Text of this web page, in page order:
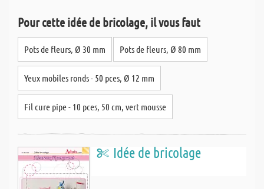
Pour cette idée de bricolage, il vous faut
Pots de fleurs, Ø 30 mm Pots de fleurs, Ø 80 mm
Yeux mobiles ronds - 50 pces, Ø 12 mm
Fil cure pipe - 10 pces, 50 cm, vert mousse
Idée de bricolage